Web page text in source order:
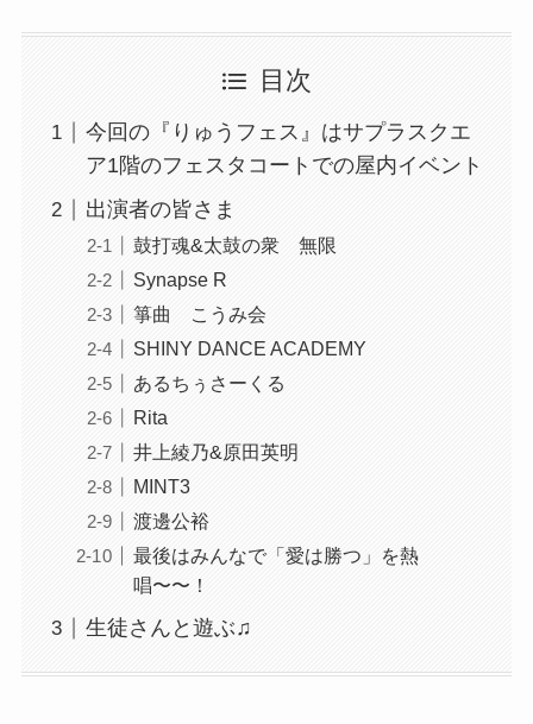
目次
今回の『りゅうフェス』はサプラスクエ
ア1階のフェスタコートでの屋内イベント
出演者の皆さま
鼓打魂&太鼓の衆 無限
Synapse R
箏曲 こうみ会
SHINY DANCE ACADEMY
あるちぅさーくる
Rita
井上綾乃&原田英明
MINT3
渡邊公裕
最後はみんなで「愛は勝つ」を熱
唱〜〜！
生徒さんと遊ぶ♫